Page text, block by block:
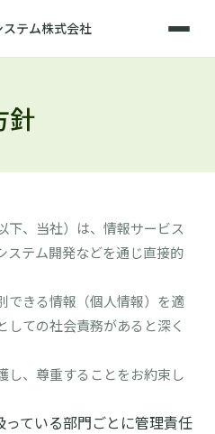
ステム株式会社
針
下、当社）は、情報サービス
ステム開発などを通じ直接的
できる情報（個人情報）を適
ての社会責務があると深く
し、尊重することをお約束し
ている部門ごとに管理責任